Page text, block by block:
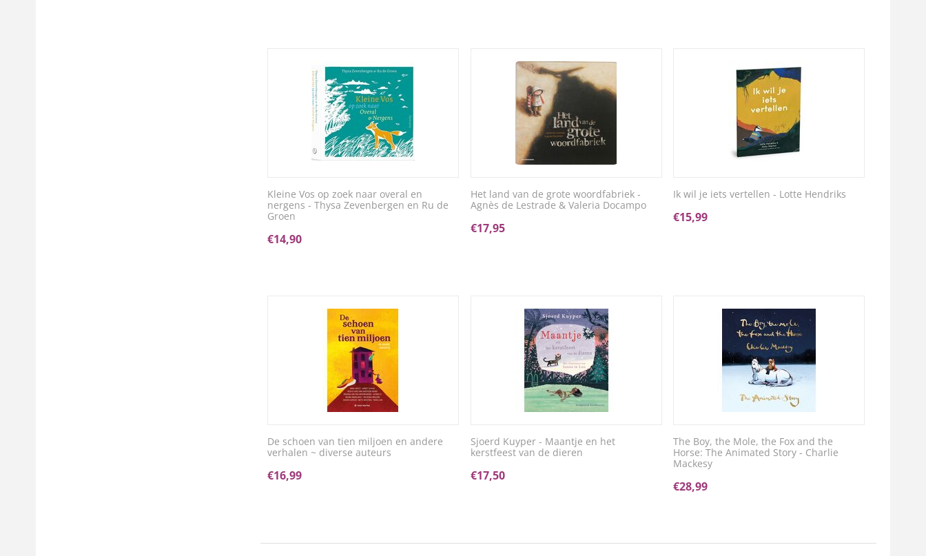
Kleine Vos op zoek naar overal en
nergens - Thysa Zevenbergen en Ru de
Groen
€14,90
Het land van de grote woordfabriek -
Agnès de Lestrade & Valeria Docampo
€17,95
Ik wil je iets vertellen - Lotte Hendriks
€15,99
De schoen van tien miljoen en andere
verhalen ~ diverse auteurs
€16,99
Sjoerd Kuyper - Maantje en het
kerstfeest van de dieren
€17,50
The Boy, the Mole, the Fox and the
Horse: The Animated Story - Charlie
Mackesy
€28,99